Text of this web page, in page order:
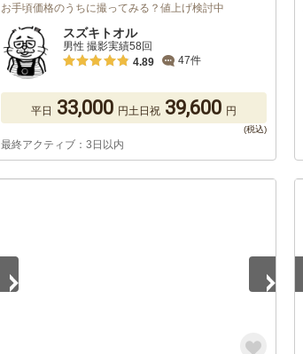
お手頃価格のうちに撮ってみる？値上げ検討中
スズキトオル
男性 撮影実績58回
4.89
47件
平日 33,000 円土日祝 39,600 円
最終アクティブ：3日以内